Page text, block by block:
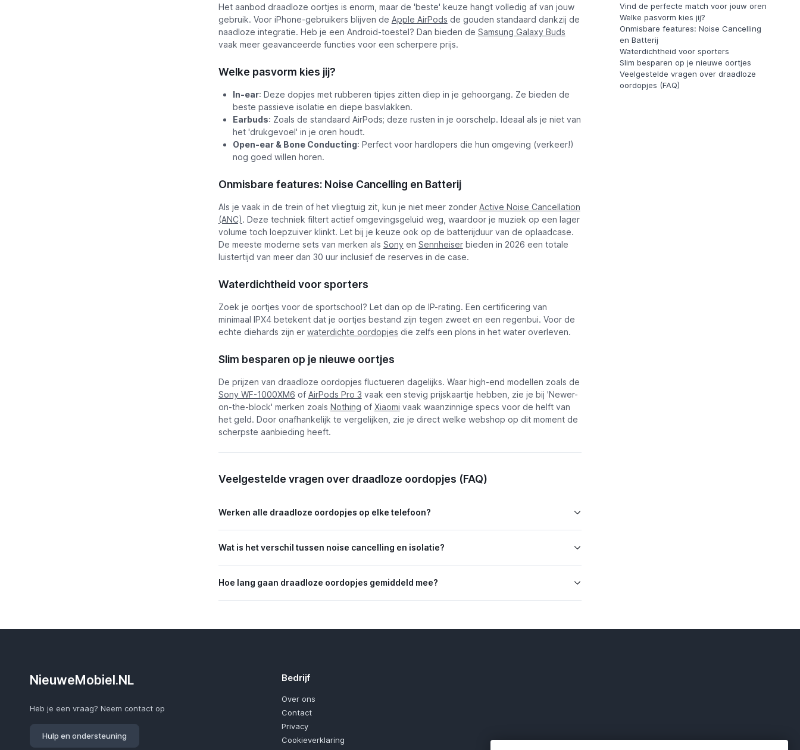
Vind de perfecte match voor jouw oren
Welke pasvorm kies jij?
Onmisbare features: Noise Cancelling
en Batterij
Waterdichtheid voor sporters
Slim besparen op je nieuwe oortjes
Veelgestelde vragen over draadloze
oordopjes (FAQ)
Het aanbod draadloze oortjes is enorm, maar de 'beste' keuze hangt volledig af van jouw
gebruik. Voor iPhone-gebruikers blijven de Apple AirPods de gouden standaard dankzij de
naadloze integratie. Heb je een Android-toestel? Dan bieden de Samsung Galaxy Buds
vaak meer geavanceerde functies voor een scherpere prijs.
Welke pasvorm kies jij?
In-ear: Deze dopjes met rubberen tipjes zitten diep in je gehoorgang. Ze bieden de
beste passieve isolatie en diepe basvlakken.
Earbuds: Zoals de standaard AirPods; deze rusten in je oorschelp. Ideaal als je niet van
het 'drukgevoel' in je oren houdt.
Open-ear & Bone Conducting: Perfect voor hardlopers die hun omgeving (verkeer!)
nog goed willen horen.
Onmisbare features: Noise Cancelling en Batterij
Als je vaak in de trein of het vliegtuig zit, kun je niet meer zonder Active Noise Cancellation
(ANC). Deze techniek filtert actief omgevingsgeluid weg, waardoor je muziek op een lager
volume toch loepzuiver klinkt. Let bij je keuze ook op de batterijduur van de oplaadcase.
De meeste moderne sets van merken als Sonyen Sennheiserbieden in 2026 een totale
luistertijd van meer dan 30 uur inclusief de reserves in de case.
Waterdichtheid voor sporters
Zoek je oortjes voor de sportschool? Let dan op de IP-rating. Een certificering van
minimaal IPX4 betekent dat je oortjes bestand zijn tegen zweet en een regenbui. Voor de
echte diehards zijn er waterdichte oordopjes die zelfs een plons in het water overleven.
Slim besparen op je nieuwe oortjes
De prijzen van draadloze oordopjes fluctueren dagelijks. Waar high-end modellen zoals de
Sony WF-1000XM6 of AirPods Pro 3 vaak een stevig prijskaartje hebben, zie je bij 'Newer-
on-the-block' merken zoals Nothing of Xiaomi vaak waanzinnige specs voor de helft van
het geld. Door onafhankelijk te vergelijken, zie je direct welke webshop op dit moment de
scherpste aanbieding heeft.
Veelgestelde vragen over draadloze oordopjes (FAQ)
Werken alle draadloze oordopjes op elke telefoon?
Wat is het verschil tussen noise cancelling en isolatie?
Hoe lang gaan draadloze oordopjes gemiddeld mee?
NieuweMobiel.NL
Heb je een vraag? Neem contact op
Hulp en ondersteuning
Bedrijf
Over ons
Contact
Privacy
Cookieverklaring